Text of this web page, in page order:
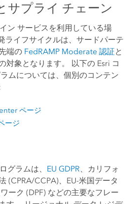
サプライ チェーン
ン サービスを利用している場
ライフサイクルは、サードパーテ
端の FedRAMP Moderate 認証と
対象となります。 以下の Esri コ
ムについては、個別のコンテン
ページ
ージ
グラムは、 EU GDPR 、カリフォ
(CPRA/CCPA)、EU-米国データ
ーク (DPF) などの主要なフレー